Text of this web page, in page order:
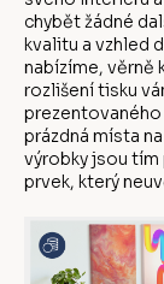
chybět žádné
kvalitu a vzhled
nabízíme, věrně
rozlišení tisku
prázdná místa
výrobky jsou
prvek, který